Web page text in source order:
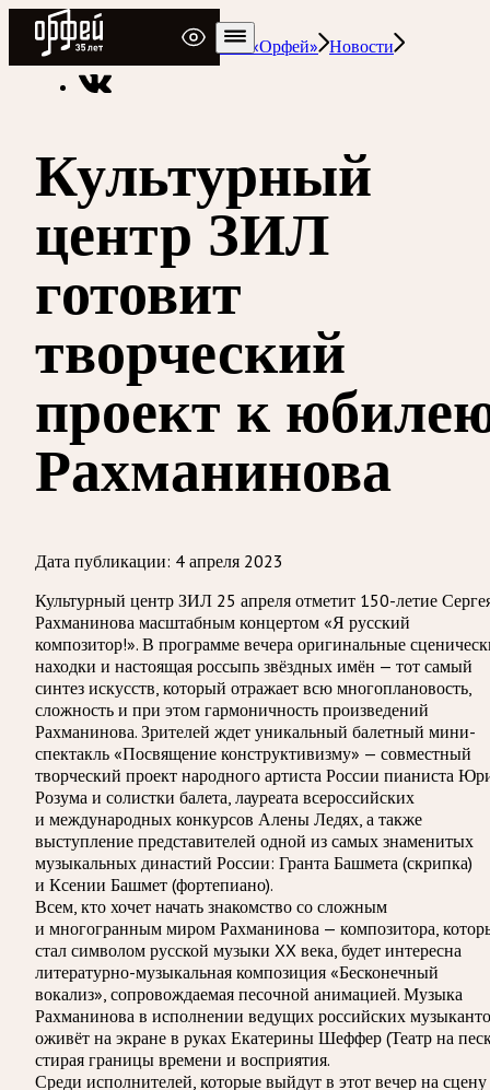
Радио Орфей
Радио классической музыки «Орфей» Новости
Культурный
центр ЗИЛ
готовит
творческий
проект к
Рахманинова
Дата публикации: 4 апреля 2023
Культурный центр ЗИЛ 25 апреля отметит 150-летие
Рахманинова масштабным концертом «Я русский
композитор!». В программе вечера оригинальные
находки и настоящая россыпь звёздных имён — тот самый
синтез искусств, который отражает всю многоплановость,
сложность и при этом гармоничность произведений
Рахманинова. Зрителей ждет уникальный балетный мини-
спектакль «Посвящение конструктивизму» — совместный
творческий проект народного артиста России пианиста
Розума и солистки балета, лауреата всероссийских
и международных конкурсов Алены Ледях, а также
выступление представителей одной из самых знаменитых
музыкальных династий России: Гранта Башмета (скрипка)
и Ксении Башмет (фортепиано).
Всем, кто хочет начать знакомство со сложным
и многогранным миром Рахманинова — композитора,
стал символом русской музыки XX века, будет интересна
литературно-музыкальная композиция «Бесконечный
вокализ», сопровождаемая песочной анимацией. Музыка
Рахманинова в исполнении ведущих российских
оживёт на экране в руках Екатерины Шеффер (Театр на
стирая границы времени и восприятия.
Среди исполнителей, которые выйдут в этот вечер на сцену